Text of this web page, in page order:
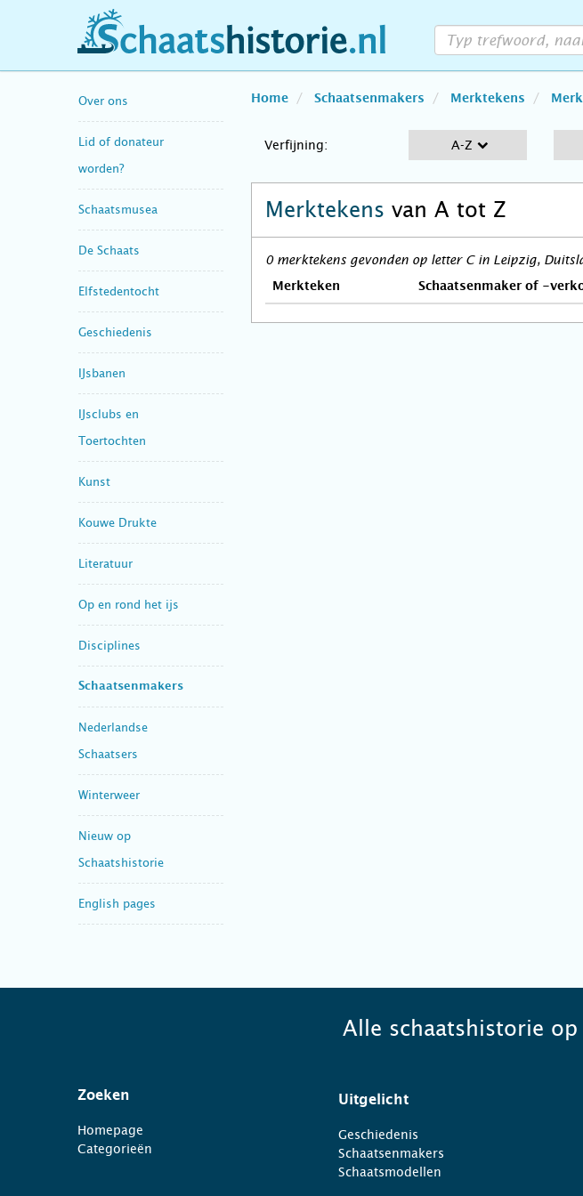
schaatshistorie.nl
Over ons
Lid of donateur
worden?
Schaatsmusea
De Schaats
Elfstedentocht
Geschiedenis
IJsbanen
IJsclubs en
Toertochten
Kunst
Kouwe Drukte
Literatuur
Op en rond het ijs
Disciplines
Schaatsenmakers
Nederlandse
Schaatsers
Winterweer
Nieuw op
Schaatshistorie
English pages
Home Schaatsenmakers Merktekens
Verfijning: A-Z
Merktekens van A tot Z
0 merktekens gevonden op letter C in Leipzig,
Merkteken Schaatsenmaker of -
Alle schaatshistorie
Zoeken
Homepage
Categorieën
Uitgelicht
Geschiedenis
Schaatsenmakers
Schaatsmodellen